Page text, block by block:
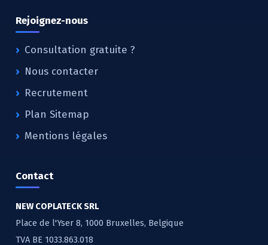
Rejoignez-nous
Consultation gratuite ?
Nous contacter
Recrutement
Plan Sitemap
Mentions légales
Contact
NEW COPLATECK SRL
Place de l'Yser 8, 1000 Bruxelles, Belgique
TVA BE 1033.863.018